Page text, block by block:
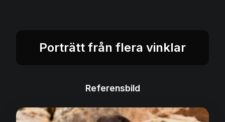
Porträtt från flera vinklar
Referensbild